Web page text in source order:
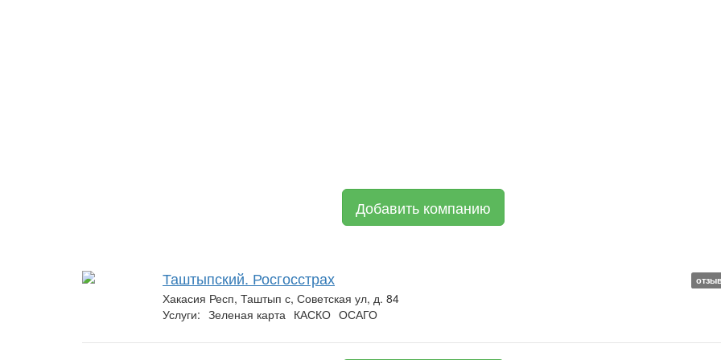
Добавить компанию
Таштыпский. Росгосстрах
Хакасия Респ, Таштып с, Советская ул, д. 84
Услуги: Зеленая карта КАСКО ОСАГО